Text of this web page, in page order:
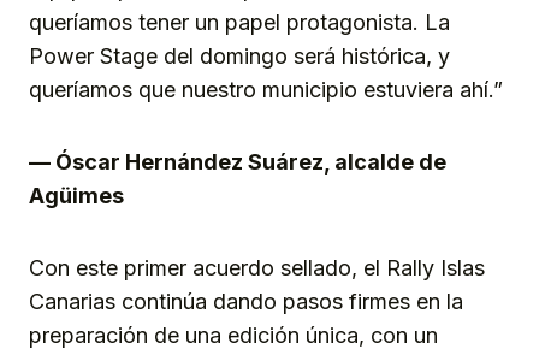
queríamos tener un papel protagonista. La
Power Stage del domingo será histórica, y
queríamos que nuestro municipio estuviera ahí.”
— Óscar Hernández Suárez, alcalde de
Agüimes
Con este primer acuerdo sellado, el Rally Islas
Canarias continúa dando pasos firmes en la
preparación de una edición única, con un